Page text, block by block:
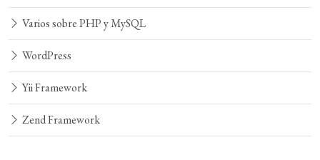
Varios sobre PHP y MySQL
WordPress
Yii Framework
Zend Framework